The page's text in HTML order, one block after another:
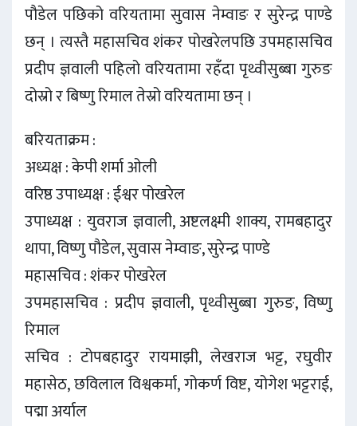
पौडेल पछिको वरियतामा सुवास नेम्वाङ र सुरेन्द्र पाण्डे
छन् । त्यस्तै महासचिव शंकर पोखरेलपछि उपमहासचिव
प्रदीप ज्ञवाली पहिलो वरियतामा रहँदा पृथ्वीसुब्बा गुरुङ
दोस्रो र बिष्णु रिमाल तेस्रो वरियतामा छन् ।
बरियताक्रम :
अध्यक्ष : केपी शर्मा ओली
वरिष्ठ उपाध्यक्ष : ईश्वर पोखरेल
उपाध्यक्ष : युवराज ज्ञवाली, अष्टलक्ष्मी शाक्य, रामबहादुर
थापा, विष्णु पौडेल, सुवास नेम्वाङ, सुरेन्द्र पाण्डे
महासचिव : शंकर पोखरेल
उपमहासचिव : प्रदीप ज्ञवाली, पृथ्वीसुब्बा गुरुङ, विष्णु
रिमाल
सचिव : टोपबहादुर रायमाझी, लेखराज भट्ट, रघुवीर
महासेठ, छविलाल विश्वकर्मा, गोकर्ण विष्ट, योगेश भट्टराई,
पद्मा अर्याल